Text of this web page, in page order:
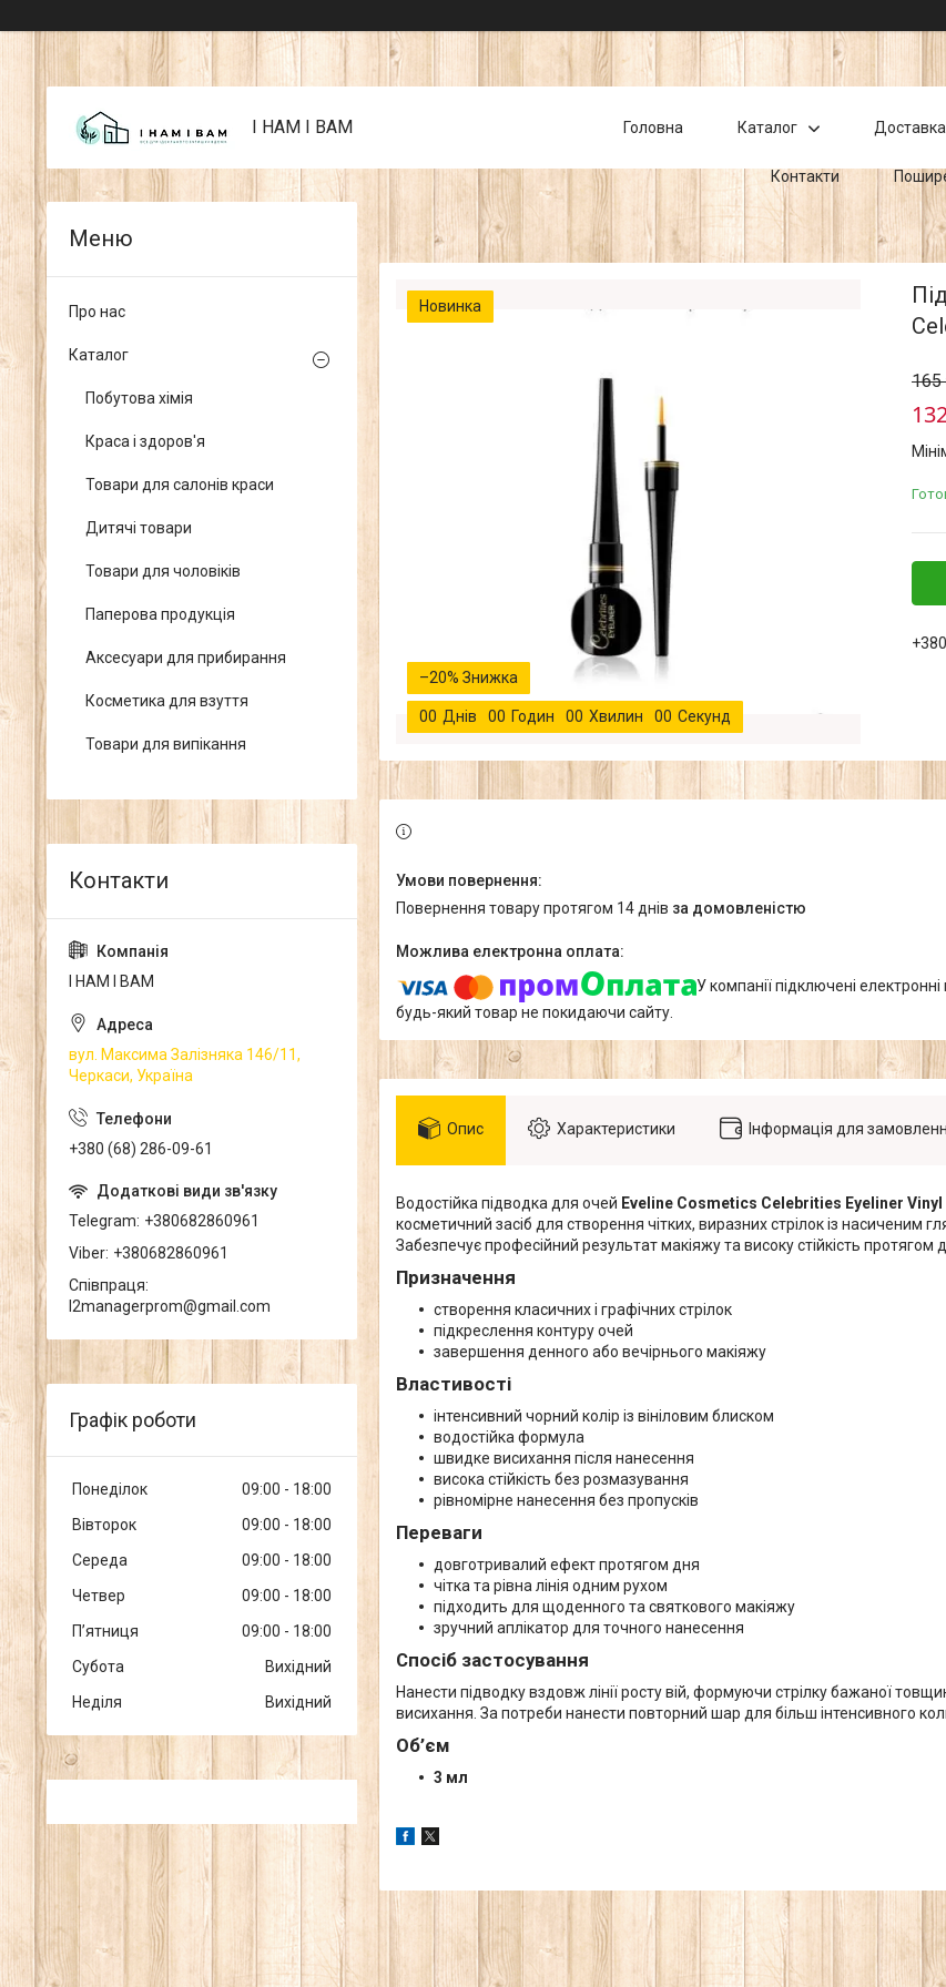
I НАМ I ВАМ Головна Каталог Доставка
Контакти
Новинка
–20%
00 Днів 00 Годин 00 Хвилин 00 Секунд
165
повернення товару протягом 14 днів за домовленістю
У компанії підключені
будь-який товар не покидаючи сайту.
Опис Характеристики Інформація для
Водостійка підводка для очей Eveline Cosmetics Celebrities Eyeliner
косметичний засіб для створення чітких, виразних стрілок із насиченим
Забезпечує професійний результат макіяжу та високу стійкість протягом
Призначення
створення класичних і графічних стрілок
підкреслення контуру очей
завершення денного або вечірнього макіяжу
Властивості
інтенсивний чорний колір із вініловим блиском
водостійка формула
швидке висихання після нанесення
висока стійкість без розмазування
рівномірне нанесення без пропусків
Переваги
довготривалий ефект протягом дня
чітка та рівна лінія одним рухом
підходить для щоденного та святкового макіяжу
зручний аплікатор для точного нанесення
Спосіб застосування
Нанести підводку вздовж лінії росту вій, формуючи стрілку бажаної
висихання. За потреби нанести повторний шар для більш інтенсивного
Об’єм
3 мл
Про нас
Каталог
Побутова хімія
Краса і здоров'я
Товари для салонів краси
Дитячі товари
Товари для чоловіків
Паперова продукція
Аксесуари для прибирання
Косметика для взуття
Товари для випікання
І НАМ І ВАМ
вул. Максима Залізняка 146/11,
Черкаси, Україна
+380 (68) 286-09-61
Telegram +380682860961
Viber +380682860961
Співпраця
l2managerprom@gmail.com
Графік роботи
Понеділок 09:00
18:00
Вівторок
09:00
18:00
Середа
09:00
18:00
Четвер
09:00
18:00
Пʼятниця
09:00
18:00
Субота
Вихідний
Неділя
Вихідний